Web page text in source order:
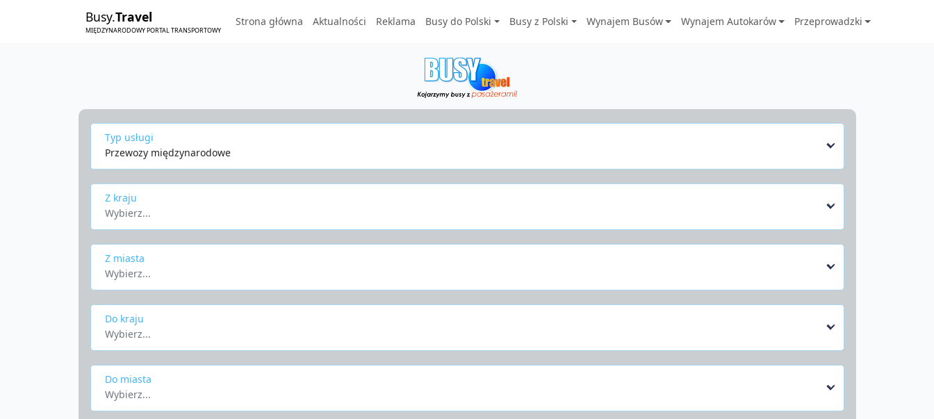
Busy.Travel
MIĘDZYNARODOWY PORTAL TRANSPORTOWY
Strona główna Aktualności Reklama Busy do Polski Busy z Polski Wynajem Busów Wynajem Autokarów Przeprowadzki
Typ usługi
Przewozy międzynarodowe
Z kraju
Wybierz...
Z miasta
Wybierz...
Do kraju
Wybierz...
Do miasta
Wybierz...